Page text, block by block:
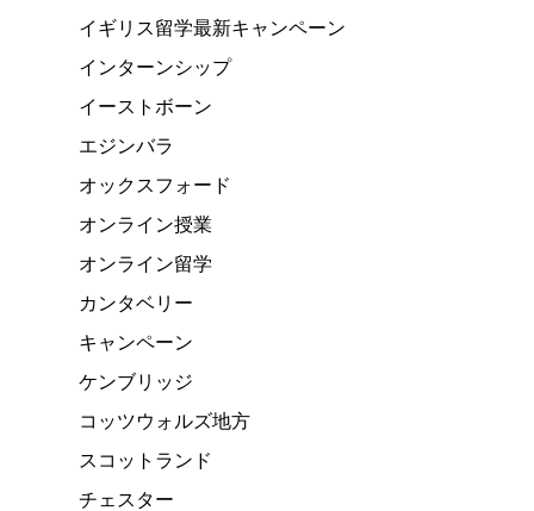
イギリス留学最新キャンペーン
インターンシップ
イーストボーン
エジンバラ
オックスフォード
オンライン授業
オンライン留学
カンタベリー
キャンペーン
ケンブリッジ
コッツウォルズ地方
スコットランド
チェスター